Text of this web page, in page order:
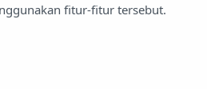
fitur-fitur tersebut.